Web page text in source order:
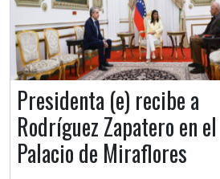
Presidenta (e) recibe a
Rodríguez Zapatero en el
Palacio de Miraflores